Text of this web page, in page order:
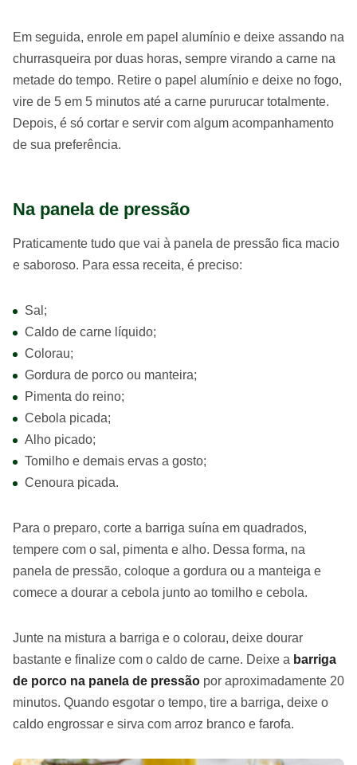
Em seguida, enrole em papel alumínio e deixe assando na
churrasqueira por duas horas, sempre virando a carne na
metade do tempo. Retire o papel alumínio e deixe no fogo,
vire de 5 em 5 minutos até a carne pururucar totalmente.
Depois, é só cortar e servir com algum acompanhamento
de sua preferência.
Na panela de pressão
Praticamente tudo que vai à panela de pressão fica macio
e saboroso. Para essa receita, é preciso:
Sal;
Caldo de carne líquido;
Colorau;
Gordura de porco ou manteira;
Pimenta do reino;
Cebola picada;
Alho picado;
Tomilho e demais ervas a gosto;
Cenoura picada.
Para o preparo, corte a barriga suína em quadrados,
tempere com o sal, pimenta e alho. Dessa forma, na
panela de pressão, coloque a gordura ou a manteiga e
comece a dourar a cebola junto ao tomilho e cebola.
Junte na mistura a barriga e o colorau, deixe dourar
bastante e finalize com o caldo de carne. Deixe a barriga
de porco na panela de pressão por aproximadamente 20
minutos. Quando esgotar o tempo, tire a barriga, deixe o
caldo engrossar e sirva com arroz branco e farofa.